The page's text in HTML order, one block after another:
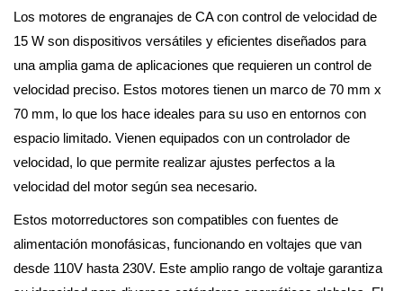
Los motores de engranajes de CA con control de velocidad de
15 W son dispositivos versátiles y eficientes diseñados para
una amplia gama de aplicaciones que requieren un control de
velocidad preciso. Estos motores tienen un marco de 70 mm x
70 mm, lo que los hace ideales para su uso en entornos con
espacio limitado. Vienen equipados con un controlador de
velocidad, lo que permite realizar ajustes perfectos a la
velocidad del motor según sea necesario.
Estos motorreductores son compatibles con fuentes de
alimentación monofásicas, funcionando en voltajes que van
desde 110V hasta 230V. Este amplio rango de voltaje garantiza